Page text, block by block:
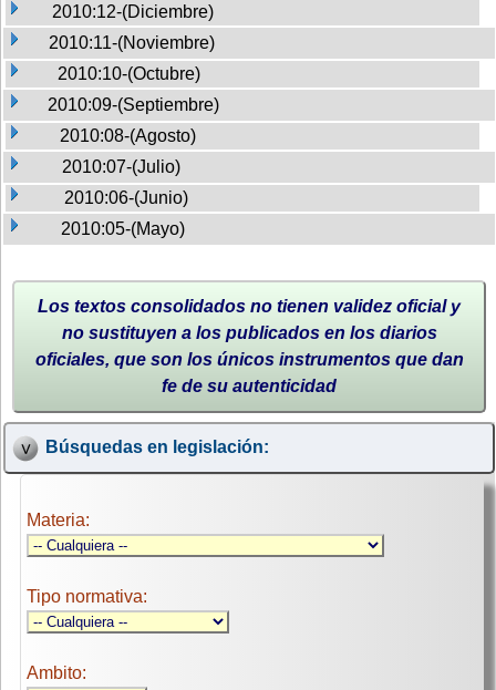
2010:12-(Diciembre)
2010:11-(Noviembre)
2010:10-(Octubre)
2010:09-(Septiembre)
2010:08-(Agosto)
2010:07-(Julio)
2010:06-(Junio)
2010:05-(Mayo)
Los textos consolidados no tienen validez oficial y
no sustituyen a los publicados en los diarios
oficiales, que son los únicos instrumentos que dan
fe de su autenticidad
Búsquedas en legislación:
Materia:
Tipo normativa:
Ambito: